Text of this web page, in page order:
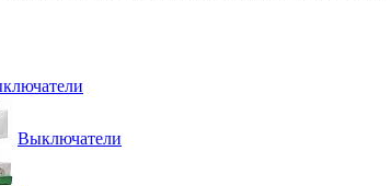
Выключатели